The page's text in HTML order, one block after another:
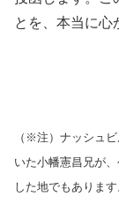
とを、本当に心
（※注）ナッシュ
いた小幡憲昌兄が
した地でもあります